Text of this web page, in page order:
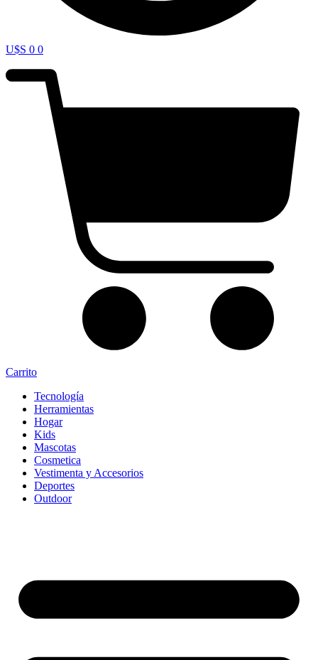
U$S 0 0
Carrito
Tecnología
Herramientas
Hogar
Kids
Mascotas
Cosmetica
Vestimenta y Accesorios
Deportes
Outdoor